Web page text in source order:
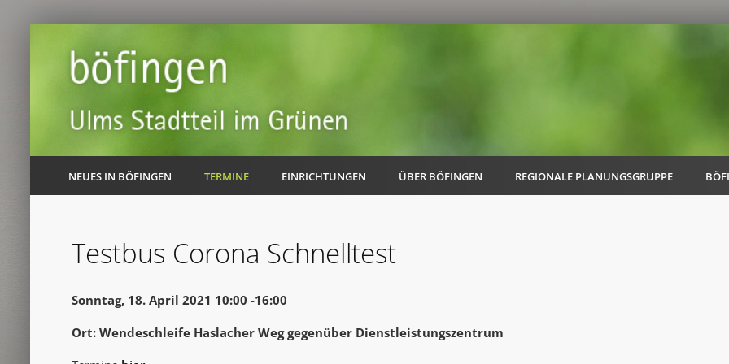
NEUES IN BÖFINGEN TERMINE EINRICHTUNGEN ÜBER BÖFINGEN REGIONALE PLANUNGSGRUPPE
Testbus Corona Schnelltest
Sonntag, 18. April 2021 10:00 -16:00
Ort: Wendeschleife Haslacher Weg gegenüber Dienstleistungszentrum